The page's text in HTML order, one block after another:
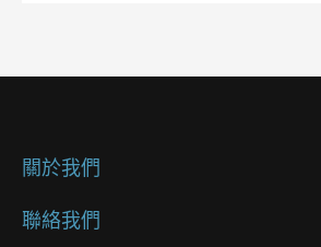
關於我們
聯絡我們